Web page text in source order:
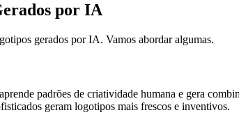
por IA
gerados por IA. Vamos abordar algumas.
padrões de criatividade humana e gera
geram logotipos mais frescos e inventivos.